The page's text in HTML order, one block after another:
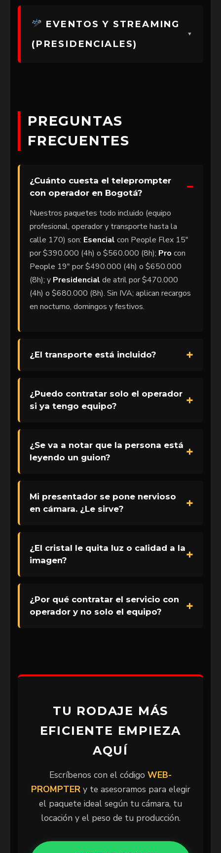
EVENTOS Y STREAMING
(PRESIDENCIALES)
PREGUNTAS
FRECUENTES
¿Cuánto cuesta el teleprompter
con operador en Bogotá?
Nuestros paquetes todo incluido (equipo
profesional, operador y transporte hasta la
calle 170) son: Esencial con People Flex 15″
por $390.000 (4h) o $560.000 (8h); Pro con
People 19″ por $490.000 (4h) o $650.000
(8h); y Presidencial de atril por $470.000
(4h) o $680.000 (8h). Sin IVA; aplican recargos
en nocturno, domingos y festivos.
¿El transporte está incluido?
¿Puedo contratar solo el operador
si ya tengo equipo?
¿Se va a notar que la persona está
leyendo un guion?
Mi presentador se pone nervioso
en cámara. ¿Le sirve?
¿El cristal le quita luz o calidad a la
imagen?
¿Por qué contratar el servicio con
operador y no solo el equipo?
TU RODAJE MÁS
EFICIENTE EMPIEZA
AQUÍ
Escríbenos con el código WEB-
PROMPTERy te asesoramos para elegir
el paquete ideal según tu cámara, tu
locación y el peso de tu producción.